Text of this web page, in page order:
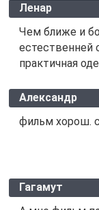
Ленар
Чем ближе и
естественней
практичная
Александр
фильм хорош.
Гагамут